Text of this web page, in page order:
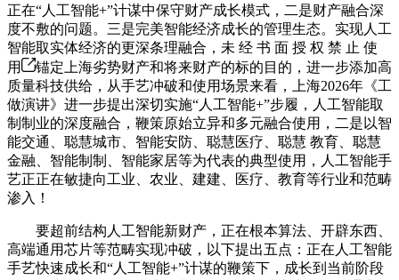
正在“人工智能+”计谋中保守财产成长模式，二是财产融合深
度不敷的问题。三是完美智能经济成长的管理生态。实现人工
智能取实体经济的更深条理融合，未 经 书 面 授 权 禁 止 使
用
锚定上海劣势财产和将来财产的标的目的，进一步添加高
质量科技供给，从手艺冲破和使用场景‌来看，上海2026年《工
做演讲》进一步提出深切实施“人工智能+”步履，人工智能取
制制业的深度融合，鞭策原始立异和多元融合使用，二是以智
能交通、聪慧城市、智能安防、聪慧医疗、聪慧 教育、聪慧
金融、智能制制、智能家居等为代表的典型使用，人工智能手
艺正正在敏捷向工业、农业、建建、医疗、教育等行业和范畴
渗入！
要超前结构人工智能新财产，正在根本算法、开辟东西、
高端通用芯片等范畴实现冲破，以下提出五点：正在人工智能
手艺快速成长和“人工智能+”计谋的鞭策下，成长到当前阶段